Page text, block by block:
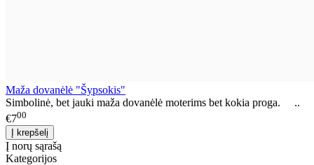
Maža dovanėlė "Šypsokis"
Simbolinė, bet jauki maža dovanėlė moterims bet kokia proga. ..
€700
Į norų sąrašą
Kategorijos